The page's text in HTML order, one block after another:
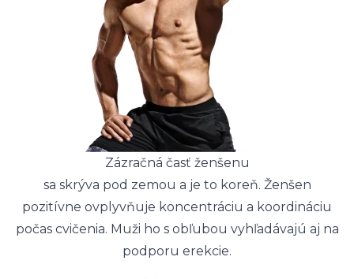
Zázračná časť ženšenu
sa skrýva pod zemou a je to koreň. Ženšen
pozitívne ovplyvňuje koncentráciu a koordináciu
počas cvičenia. Muži ho s obľubou vyhľadávajú aj na
podporu erekcie.